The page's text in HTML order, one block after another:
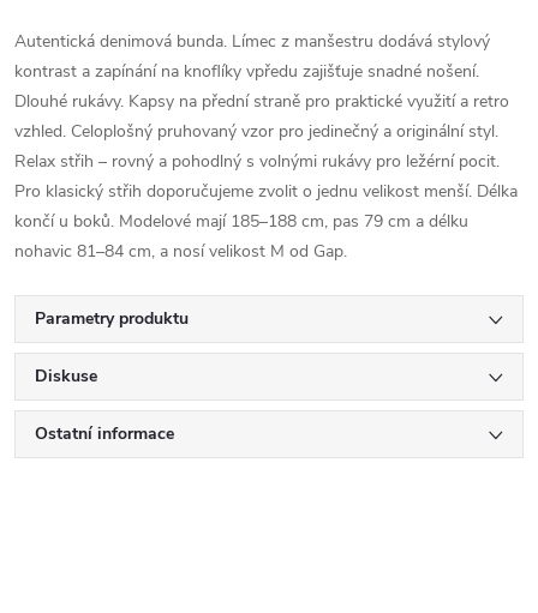
Autentická denimová bunda. Límec z manšestru dodává stylový
kontrast a zapínání na knoflíky vpředu zajišťuje snadné nošení.
Dlouhé rukávy. Kapsy na přední straně pro praktické využití a retro
vzhled. Celoplošný pruhovaný vzor pro jedinečný a originální styl.
Relax střih – rovný a pohodlný s volnými rukávy pro ležérní pocit.
Pro klasický střih doporučujeme zvolit o jednu velikost menší. Délka
končí u boků. Modelové mají 185–188 cm, pas 79 cm a délku
nohavic 81–84 cm, a nosí velikost M od Gap.
Parametry produktu
Diskuse
Ostatní informace